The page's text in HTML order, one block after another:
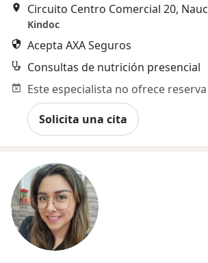
Kindoc
Acepta AXA Seguros
Consultas de nutrición presencial
Solicita una cita